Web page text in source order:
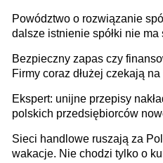
Powództwo o rozwiązanie
dalsze istnienie spółki nie ma
Bezpieczny zapas czy
Firmy coraz dłużej czekają
Ekspert: unijne przepisy
polskich przedsiębiorców
Sieci handlowe ruszają za
wakacje. Nie chodzi tylko o